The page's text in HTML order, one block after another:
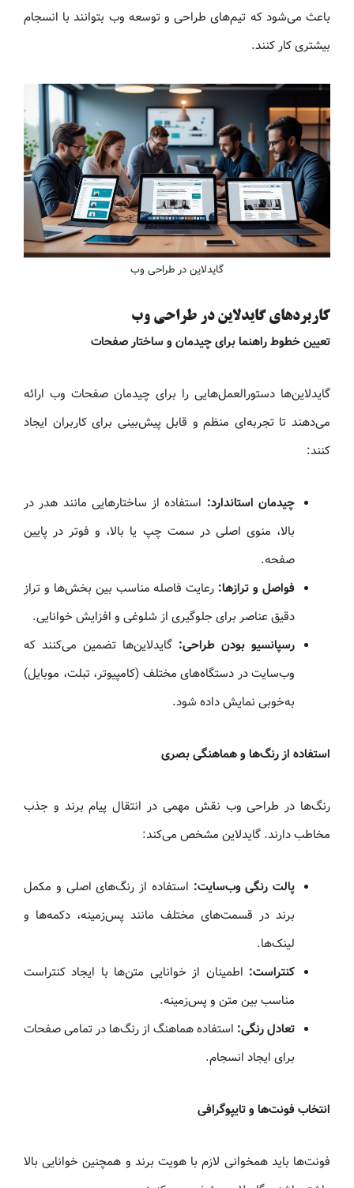
باعث می‌شود که تیم‌های طراحی و توسعه وب بتوانند با انسجام
بیشتری کار کنند.
گایدلاین در طراحی وب
کاربردهای گایدلاین در طراحی وب
تعیین خطوط راهنما برای چیدمان و ساختار صفحات
گایدلاین‌ها دستورالعمل‌هایی را برای چیدمان صفحات وب ارائه
می‌دهند تا تجربه‌ای منظم و قابل پیش‌بینی برای کاربران ایجاد
کنند:
چیدمان استاندارد: استفاده از ساختارهایی مانند هدر در
بالا، منوی اصلی در سمت چپ یا بالا، و فوتر در پایین
صفحه.
فواصل و ترازها: رعایت فاصله مناسب بین بخش‌ها و تراز
دقیق عناصر برای جلوگیری از شلوغی و افزایش خوانایی.
رسپانسیو بودن طراحی: گایدلاین‌ها تضمین می‌کنند که
وب‌سایت در دستگاه‌های مختلف (کامپیوتر، تبلت، موبایل)
به‌خوبی نمایش داده شود.
استفاده از رنگ‌ها و هماهنگی بصری
رنگ‌ها در طراحی وب نقش مهمی در انتقال پیام برند و جذب
مخاطب دارند. گایدلاین مشخص می‌کند:
پالت رنگی وب‌سایت: استفاده از رنگ‌های اصلی و مکمل
برند در قسمت‌های مختلف مانند پس‌زمینه، دکمه‌ها و
لینک‌ها.
کنتراست: اطمینان از خوانایی متن‌ها با ایجاد کنتراست
مناسب بین متن و پس‌زمینه.
تعادل رنگی: استفاده هماهنگ از رنگ‌ها در تمامی صفحات
برای ایجاد انسجام.
انتخاب فونت‌ها و تایپوگرافی
فونت‌ها باید همخوانی لازم با هویت برند و همچنین خوانایی بالا